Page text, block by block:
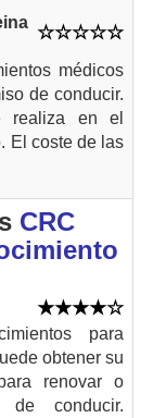
médicos
de conducir.
realiza en el
El coste de las
CRC
para
obtener su
renovar o
conducir.